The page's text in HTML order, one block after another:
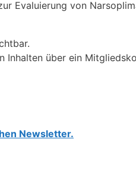
Evaluierung von
Inhalten über ein
Newsletter.